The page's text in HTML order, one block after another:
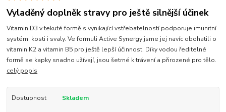
Vyladěný doplněk stravy pro ještě silnější účinek
Vitamin D3 v tekuté formě s vynikající vstřebatelností podporuje imunitní
systém, kosti i svaly. Ve formuli Active Synergy jsme jej navíc obohatili o
vitamin K2 a vitamin B5 pro ještě lepší účinnost. Díky vodou ředitelné
formě se kapky snadno užívají, jsou šetrné k trávení a přirozené pro tělo.
celý popis
Dostupnost Skladem